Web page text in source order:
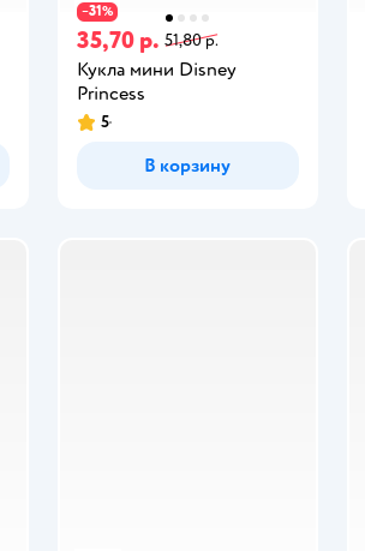
−31%
35,70 р. 51,80 р.
Кукла мини Disney
Princess
5
В корзину